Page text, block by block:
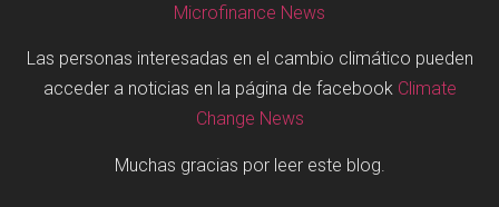
Microfinance News
Las personas interesadas en el cambio climático pueden
acceder a noticias en la página de facebook Climate
Change News
Muchas gracias por leer este blog.